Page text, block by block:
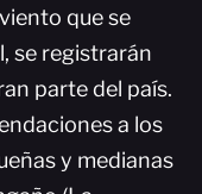
que se
se registrarán
parte del país.
a los
y medianas